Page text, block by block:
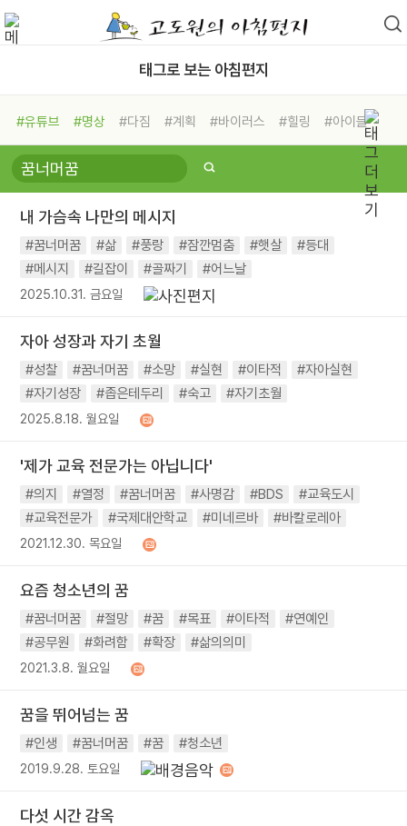
태그로 보는 아침편지
#유튜브 #명상 #다짐 #계획 #바이러스 #힐링
#아이들
#비전캠프
#독서캠프 #삶
#희망
#나눔 #친구 #링컨학교
#독서
#건강 #면역력
내 가슴속 나만의 메시지
#꿈너머꿈 #삶 #풍랑 #잠깐멈춤 #햇살
#등대
#메시지
#길잡이 #골짜기 #어느날
2025.10.31. 금요일
자아 성장과 자기 초월
#성찰 #꿈너머꿈 #소망 #실현 #이타적
#자아실현
#자기성장
#좁은테두리 #숙고 #자기초월
2025.8.18. 월요일
'제가 교육 전문가는 아닙니다'
#의지 #열정 #꿈너머꿈 #사명감 #BDS
#교육도시
#교육전문가
#국제대안학교 #미네르바 #바칼로레아
2021.12.30. 목요일
요즘 청소년의 꿈
#꿈너머꿈 #절망 #꿈 #목표 #이타적
#연예인
#공무원
#화려함 #확장 #삶의의미
2021.3.8. 월요일
꿈을 뛰어넘는 꿈
#인생 #꿈너머꿈 #꿈 #청소년
2019.9.28. 토요일
다섯 시간 감옥